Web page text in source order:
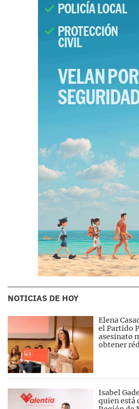
NOTICIAS DE HOY
Elena
el Partido
asesinato
obtener
Isabel
quien está